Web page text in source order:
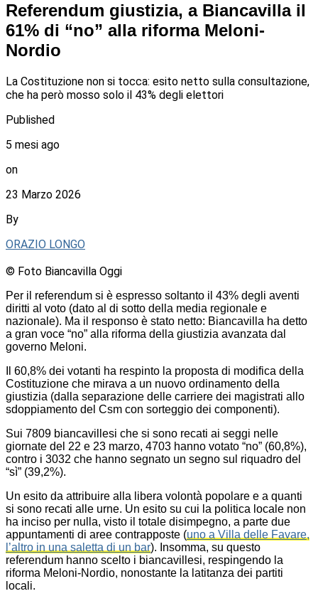
Referendum giustizia, a Biancavilla il
61% di “no” alla riforma Meloni-
Nordio
La Costituzione non si tocca: esito netto sulla consultazione,
che ha però mosso solo il 43% degli elettori
Published
5 mesi ago
on
23 Marzo 2026
By
ORAZIO LONGO
© Foto Biancavilla Oggi
Per il referendum si è espresso soltanto il 43% degli aventi
diritti al voto (dato al di sotto della media regionale e
nazionale). Ma il responso è stato netto: Biancavilla ha detto
a gran voce “no” alla riforma della giustizia avanzata dal
governo Meloni.
Il 60,8% dei votanti ha respinto la proposta di modifica della
Costituzione che mirava a un nuovo ordinamento della
giustizia (dalla separazione delle carriere dei magistrati allo
sdoppiamento del Csm con sorteggio dei componenti).
Sui 7809 biancavillesi che si sono recati ai seggi nelle
giornate del 22 e 23 marzo, 4703 hanno votato “no” (60,8%),
contro i 3032 che hanno segnato un segno sul riquadro del
“sì” (39,2%).
Un esito da attribuire alla libera volontà popolare e a quanti
si sono recati alle urne. Un esito su cui la politica locale non
ha inciso per nulla, visto il totale disimpegno, a parte due
appuntamenti di aree contrapposte (uno a Villa delle Favare,
l’altro in una saletta di un bar). Insomma, su questo
referendum hanno scelto i biancavillesi, respingendo la
riforma Meloni-Nordio, nonostante la latitanza dei partiti
locali.